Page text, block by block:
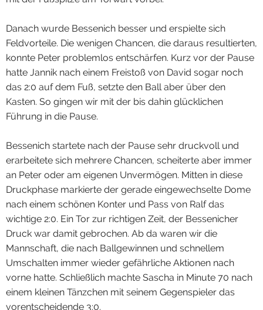
E1-Jugend
D2-Jugend
D1-Jugend
C2-Jugend
C1-Jugend
B2-Jugend
B1-Jugend
A2-Jugend
A1-Jugend
Schiedsrichter
Vicus Belgica
Sportplatzbau
BBW
Kreis Euskirchen
Sonstige
Danach wurde Bessenich besser und erspielte sich
Feldvorteile. Die wenigen Chancen, die daraus resultierten,
konnte Peter problemlos entschärfen. Kurz vor der Pause
hatte Jannik nach einem Freistoß von David sogar noch
das 2:0 auf dem Fuß, setzte den Ball aber über den
Kasten. So gingen wir mit der bis dahin glücklichen
Führung in die Pause.
Bessenich startete nach der Pause sehr druckvoll und
erarbeitete sich mehrere Chancen, scheiterte aber immer
an Peter oder am eigenen Unvermögen. Mitten in diese
Druckphase markierte der gerade eingewechselte Dome
nach einem schönen Konter und Pass von Ralf das
wichtige 2:0. Ein Tor zur richtigen Zeit, der Bessenicher
Druck war damit gebrochen. Ab da waren wir die
Mannschaft, die nach Ballgewinnen und schnellem
Umschalten immer wieder gefährliche Aktionen nach
vorne hatte. Schließlich machte Sascha in Minute 70 nach
einem kleinen Tänzchen mit seinem Gegenspieler das
vorentscheidende 3:0.